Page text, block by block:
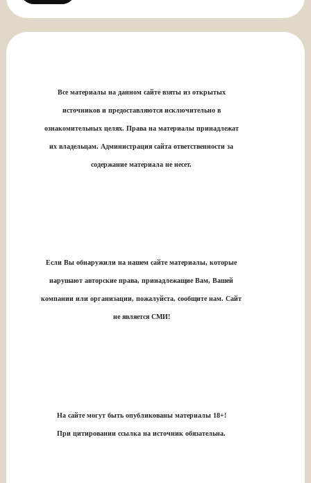
Все материалы на данном сайте взяты из открытых
источников и предоставляются исключительно в
ознакомительных целях. Права на материалы принадлежат
их владельцам. Администрация сайта ответственности за
содержание материала не несет.
Если Вы обнаружили на нашем сайте материалы, которые
нарушают авторские права, принадлежащие Вам, Вашей
компании или организации, пожалуйста, сообщите нам. Сайт
не является СМИ!
На сайте могут быть опубликованы материалы 18+!
При цитировании ссылка на источник обязательна.